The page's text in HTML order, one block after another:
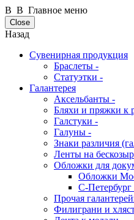
В В Главное меню
Close
Назад
Сувенирная продукция
Браслеты -
Статуэтки -
Галантерея
Аксельбанты -
Бляхи и пряжки к
Галстуки -
Галуны -
Знаки различия
Ленты на
Обложки для
Обложки
С-
Прочая
Филиграни и